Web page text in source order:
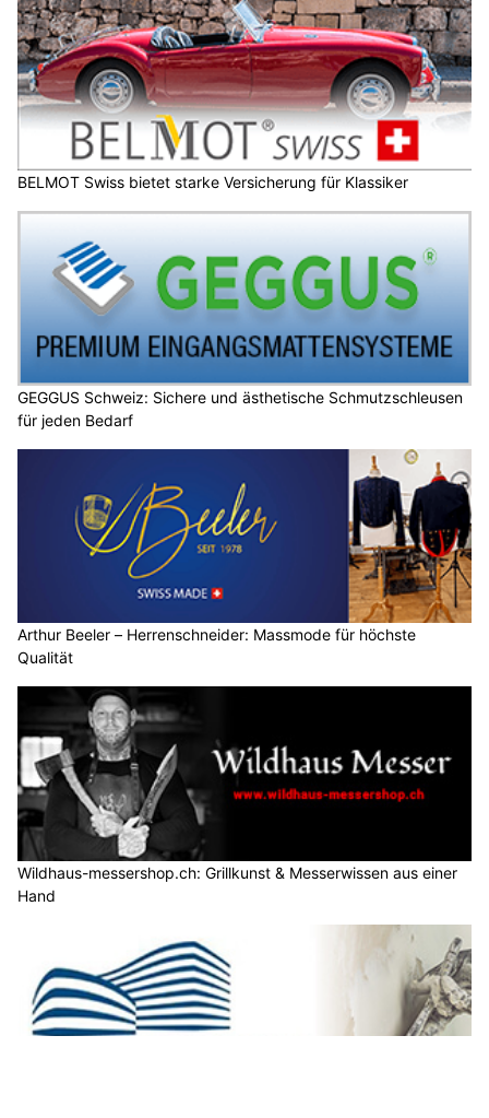
BELMOT Swiss bietet starke Versicherung für Klassiker
GEGGUS Schweiz: Sichere und ästhetische Schmutzschleusen
für jeden Bedarf
Arthur Beeler – Herrenschneider: Massmode für höchste
Qualität
Wildhaus-messershop.ch: Grillkunst & Messerwissen aus einer
Hand